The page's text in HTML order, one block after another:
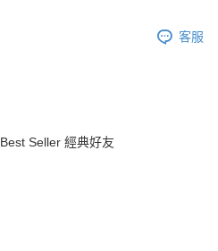
客服
Best Seller 經典好友